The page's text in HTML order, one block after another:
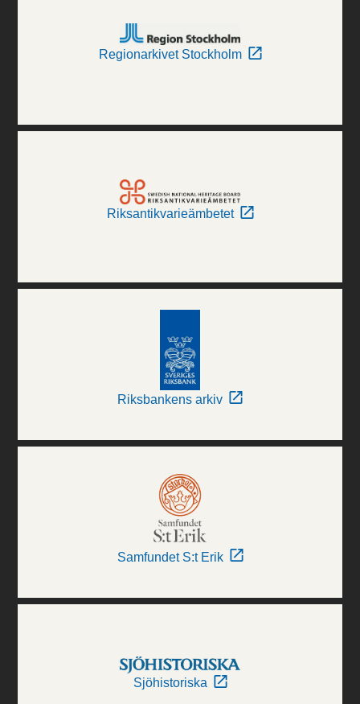
Regionarkivet Stockholm
Riksantikvarieämbetet
Riksbankens arkiv
Samfundet S:t Erik
Sjöhistoriska